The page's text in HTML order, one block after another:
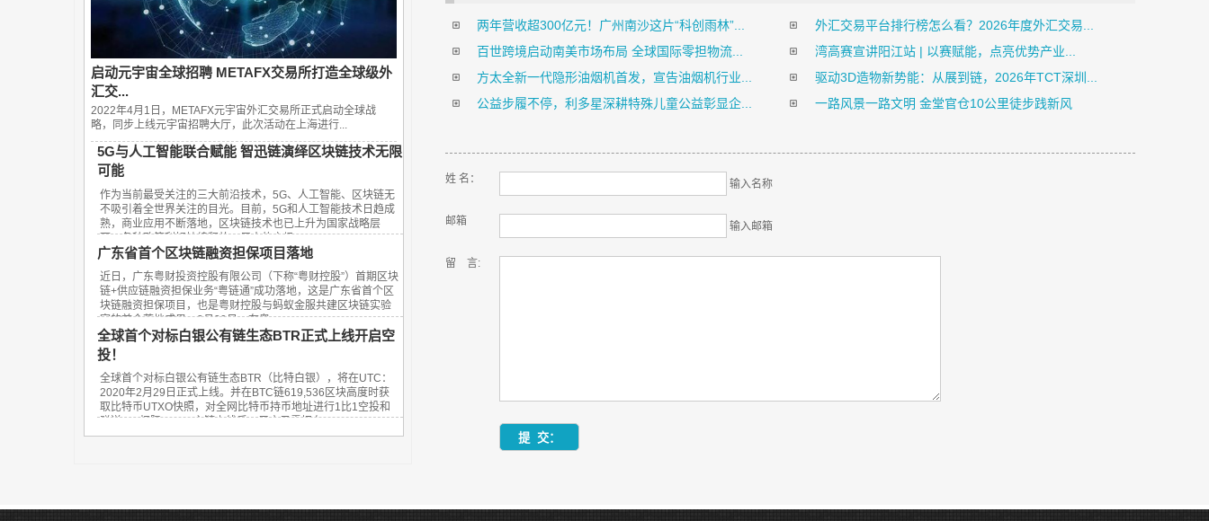
启动元宇宙全球招聘 METAFX交易所打造全球级外
汇交...
2022年4月1日，METAFX元宇宙外汇交易所正式启动全球战
略，同步上线元宇宙招聘大厅，此次活动在上海进行...
5G与人工智能联合赋能 智迅链演绎区块链技术无限
可能
作为当前最受关注的三大前沿技术，5G、人工智能、区块链无
不吸引着全世界关注的目光。目前，5G和人工智能技术日趋成
熟，商业应用不断落地，区块链技术也已上升为国家战略层
面，各种政策利好持续释放，巨大的市场...
广东省首个区块链融资担保项目落地
近日，广东粤财投资控股有限公司（下称“粤财控股”）首期区块
链+供应链融资担保业务“粤链通”成功落地，这是广东省首个区
块链融资担保项目，也是粤财控股与蚂蚁金服共建区块链实验
室的首个落地成果。3月20日，在粤...
全球首个对标白银公有链生态BTR正式上线开启空
投！
全球首个对标白银公有链生态BTR（比特白银），将在UTC：
2020年2月29日正式上线。并在BTC链619,536区块高度时获
取比特币UTXO快照，对全网比特币持币地址进行1比1空投和
赠送SID权限。BTR主链上线后，用户只需把在UT...
两年营收超300亿元！广州南沙这片“科创雨林”...
外汇交易平台排行榜怎么看？2026年度外汇交易...
百世跨境启动南美市场布局 全球国际零担物流...
湾高赛宣讲阳江站 | 以赛赋能，点亮优势产业...
方太全新一代隐形油烟机首发，宣告油烟机行业...
驱动3D造物新势能：从展到链，2026年TCT深圳...
公益步履不停，利多星深耕特殊儿童公益彰显企...
一路风景一路文明 金堂官仓10公里徒步践新风
姓 名： 输入名称
邮箱 输入邮箱
留 言: